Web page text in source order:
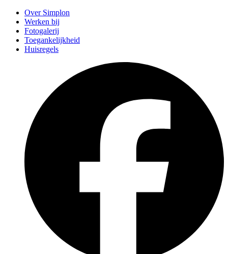
Over Simplon
Werken bij
Fotogalerij
Toegankelijkheid
Huisregels